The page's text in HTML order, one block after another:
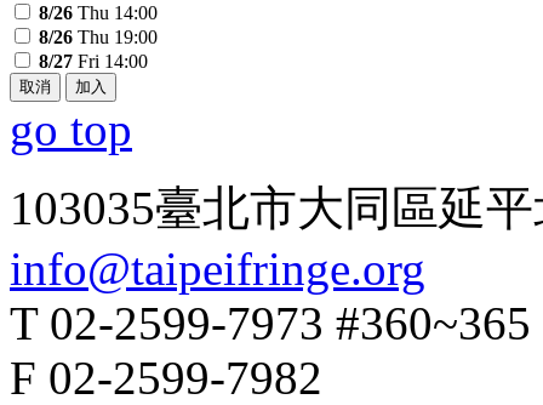
8/26 Thu 14:00
8/26 Thu 19:00
8/27 Fri 14:00
取消 加入
go top
103035臺北市大同區延
info@taipeifringe.org
T 02-2599-7973 #360~365
F 02-2599-7982